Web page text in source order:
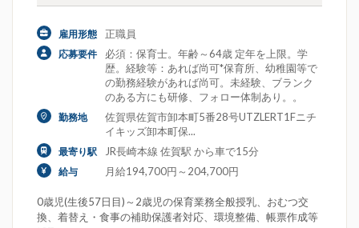
雇用形態 正職員
応募要件
必須：保育士。年齢～64歳 定年を上限。学
歴。経験等：あれば尚可*保育所、幼稚園等で
の勤務経験があれば尚可。未経験、ブランク
のある方にも研修、フォロー体制あり。。
勤務地
佐賀県佐賀市卸本町5番28号UTZLERT1Fニチ
イキッズ卸本町保...
最寄り駅 JR長崎本線 佐賀駅 から車で15分
給与 月給194,700円～204,700円
0歳児(生後57日目)～2歳児の保育業務全般授乳、おむつ交
換、着替え・食事の補助保護者対応、環境整備、帳票作成等